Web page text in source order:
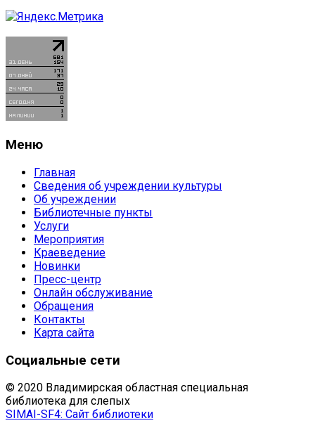
Меню
Главная
Сведения об учреждении культуры
Об учреждении
Библиотечные пункты
Услуги
Мероприятия
Краеведение
Новинки
Пресс-центр
Онлайн обслуживание
Обращения
Контакты
Карта сайта
Социальные сети
© 2020 Владимирская областная специальная
библиотека для слепых
SIMAI-SF4: Сайт библиотеки